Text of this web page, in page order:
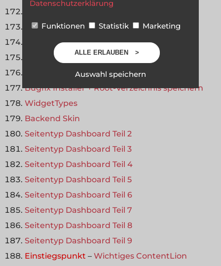
Templates Dateisystem
Template Plugins
Seitentyp Dashboard Teil 1
Fazit ContentLion Live Vol. 1
Bugfix Installer + Root-Verzeichnis speichern
WidgetTypes
Backend Skin
Seitentyp Dashboard Teil 2
Seitentyp Dashboard Teil 3
Seitentyp Dashboard Teil 4
Seitentyp Dashboard Teil 5
Seitentyp Dashboard Teil 6
Seitentyp Dashboard Teil 7
Seitentyp Dashboard Teil 8
Seitentyp Dashboard Teil 9
Einstiegspunkt – Wichtiges ContentLion
Datenschutzerklärung
Funktionen Statistik Marketing
ALLE ERLAUBEN
Auswahl speichern